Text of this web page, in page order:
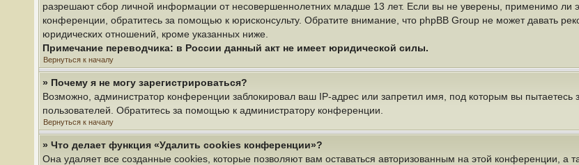
разрешают сбор личной информации от несовершеннолетних младше 13 лет. Если вы не уверены, применимо ли
конференции, обратитесь за помощью к юрисконсульту. Обратите внимание, что phpBB Group не может давать
юридических отношений, кроме указанных ниже.
Примечание переводчика: в России данный акт не имеет юридической силы.
Вернуться к началу
» Почему я не могу зарегистрироваться?
Возможно, администратор конференции заблокировал ваш IP-адрес или запретил имя, под которым вы пытаетесь
пользователей. Обратитесь за помощью к администратору конференции.
Вернуться к началу
» Что делает функция «Удалить cookies конференции»?
Она удаляет все созданные cookies, которые позволяют вам оставаться авторизованным на этой конференции, а